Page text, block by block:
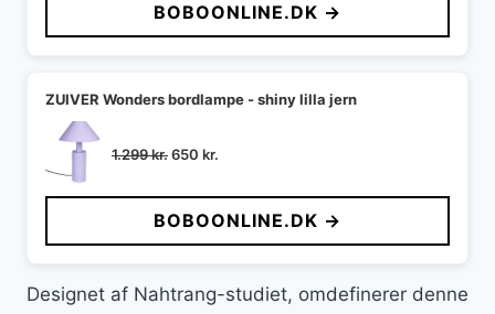
BOBOONLINE.DK →
ZUIVER Wonders bordlampe - shiny lilla jern
1.299kr.Den
pris
var:
1.299 kr..
650 kr.
pris
er:
650 kr..
BOBOONLINE.DK →
Designet af Nahtrang-studiet, omdefinerer denne